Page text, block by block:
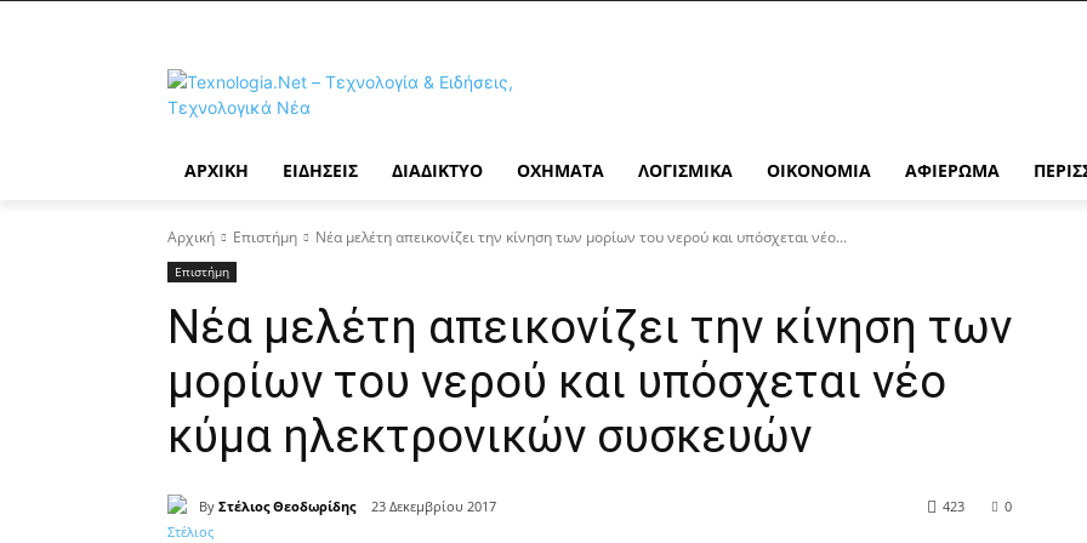
ΑΡΧΙΚΉ ΕΙΔΉΣΕΙΣ ΔΙΑΔΊΚΤΥΟ ΟΧΉΜΑΤΑ ΛΟΓΙΣΜΙΚΆ ΟΙΚΟΝΟΜΊΑ ΑΦΙΈΡΩΜΑ
Αρχική Επιστήμη Νέα μελέτη απεικονίζει την κίνηση των μορίων του νερού και υπόσχεται νέο...
Επιστήμη
Νέα μελέτη απεικονίζει την κίνηση των
μορίων του νερού και υπόσχεται νέο
κύμα ηλεκτρονικών συσκευών
By Στέλιος Θεοδωρίδης 23 Δεκεμβρίου 2017 0
423